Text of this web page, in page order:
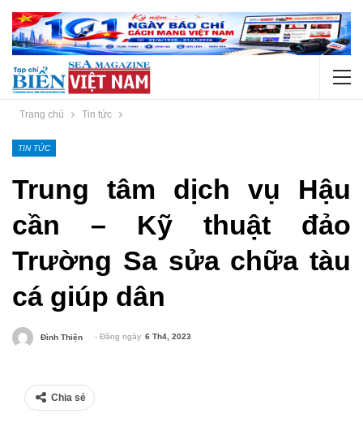
Trang chủ Tin tức
TIN TỨC
Trung tâm dịch vụ Hậu
cần – Kỹ thuật đảo
Trường Sa sửa chữa tàu
cá giúp dân
Đình Thiện - Đăng ngày 6 Th4, 2023
Chia sẻ